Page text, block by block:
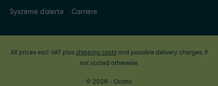
Système d'alerte
Carrière
All prices excl. VAT plus shipping costsand possible delivery charges, if
not stated otherwise.
© 2026 - Ocono